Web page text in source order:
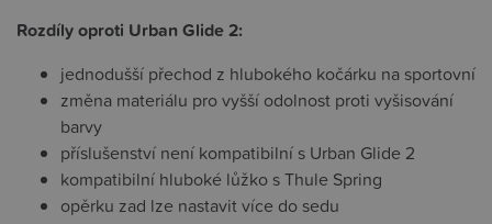
Rozdíly oproti Urban Glide 2:
jednodušší přechod z hlubokého kočárku na sportovní
změna materiálu pro vyšší odolnost proti vyšisování
barvy
příslušenství není kompatibilní s Urban Glide 2
kompatibilní hluboké lůžko s Thule Spring
opěrku zad lze nastavit více do sedu